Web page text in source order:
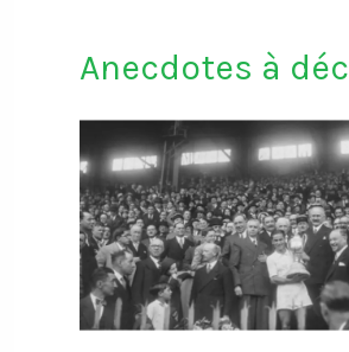
Anecdotes à